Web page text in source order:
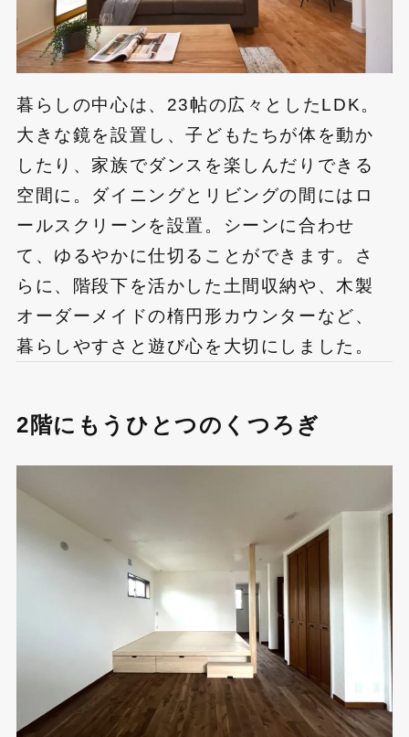
暮らしの中心は、23帖の広々としたLDK。
大きな鏡を設置し、子どもたちが体を動か
したり、家族でダンスを楽しんだりできる
空間に。ダイニングとリビングの間にはロ
ールスクリーンを設置。シーンに合わせ
て、ゆるやかに仕切ることができます。さ
らに、階段下を活かした土間収納や、木製
オーダーメイドの楕円形カウンターなど、
暮らしやすさと遊び心を大切にしました。
2階にもうひとつのくつろぎ